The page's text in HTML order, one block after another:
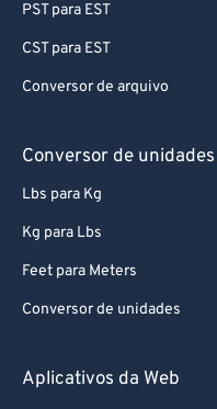
PST para EST
CST para EST
Conversor de arquivo
Conversor de unidades
Lbs para Kg
Kg para Lbs
Feet para Meters
Conversor de unidades
Aplicativos da Web